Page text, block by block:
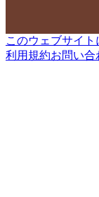
このウェブサイト
利用規約お問い合